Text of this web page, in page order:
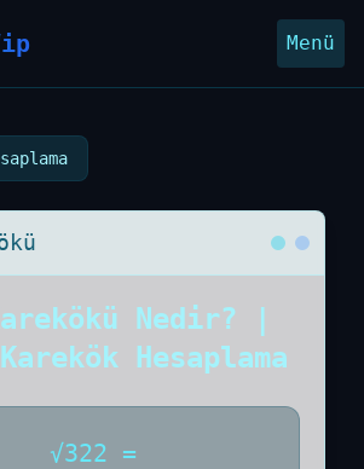
Menü
Nedir? |
Hesaplama
√322 =